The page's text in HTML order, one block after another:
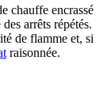
chauffe encrassé
arrêts répétés.
de flamme et, si
raisonnée.